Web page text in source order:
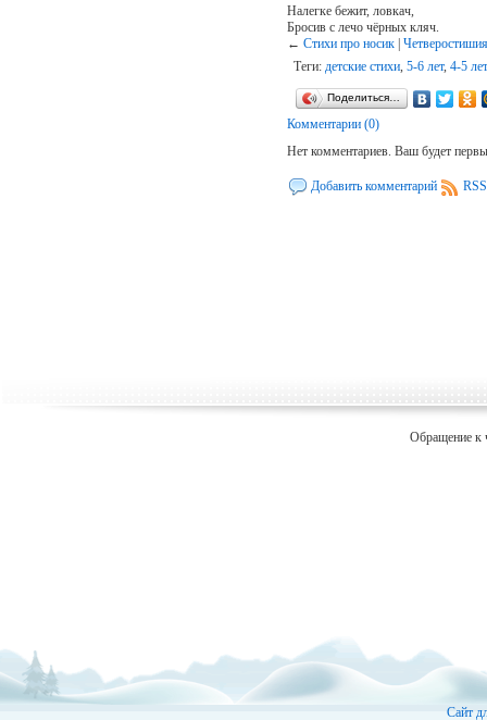
Налегке бежит, ловкач,
Бросив с лечо чёрных кляч.
← Стихи про носик|
Теги: детские стихи, 5-6 лет, 4-5 лет
Поделиться…
Комментарии (0)
Нет комментариев. Ваш будет
Добавить комментарий
Обращение к
Сайт